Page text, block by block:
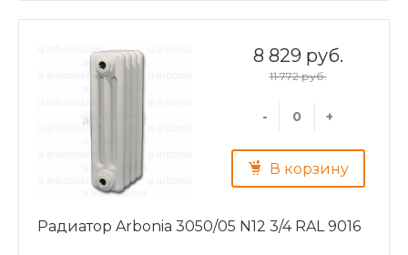
8 829 руб.
11 772 руб.
- +
В корзину
Радиатор Arbonia 3050/05 N12 3/4 RAL 9016